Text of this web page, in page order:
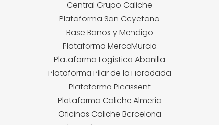
Central Grupo Caliche
Plataforma San Cayetano
Base Baños y Mendigo
Plataforma MercaMurcia
Plataforma Logística Abanilla
Plataforma Pilar de la Horadada
Plataforma Picassent
Plataforma Caliche Almería
Oficinas Caliche Barcelona